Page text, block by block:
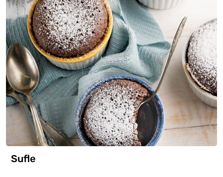
Sufle